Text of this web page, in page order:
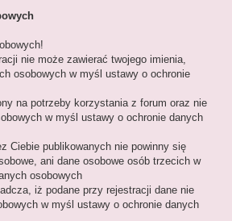
nie może zawierać twojego imienia,
osobowych w myśl ustawy o ochronie
na potrzeby korzystania z forum oraz nie
w myśl ustawy o ochronie danych
Ciebie publikowanych nie powinny się
ani dane osobowe osób trzecich w
osobowych
iż podane przy rejestracji dane nie
w myśl ustawy o ochronie danych